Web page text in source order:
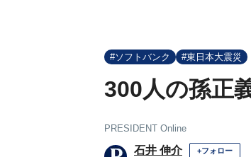
#ソフトバンク #東日本大震災
300人の孫正
PRESIDENT Online
石井 伸介 +フォロー